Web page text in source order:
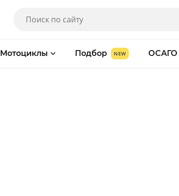
Мотоциклы Подбор ОСАГО